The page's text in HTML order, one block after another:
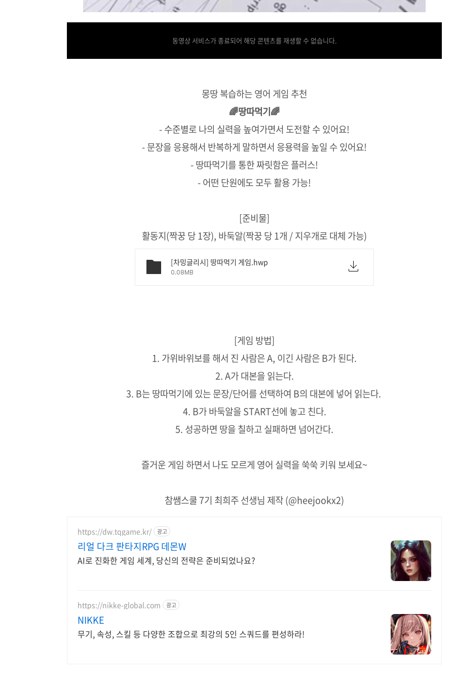
동영상 서비스가 종료되어 해당 콘텐츠를 재생할 수 없습니다.
몽땅 복습하는 영어 게임 추천
🌈땅따먹기🌈
- 수준별로 나의 실력을 높여가면서 도전할 수 있어요!
- 문장을 응용해서 반복하게 말하면서 응용력을 높일 수 있어요!
- 땅따먹기를 통한 짜릿함은 플러스!
- 어떤 단원에도 모두 활용 가능!
[준비물]
활동지(짝꿍 당 1장), 바둑알(짝꿍 당 1개 / 지우개로 대체 가능)
[차밍글리시] 땅따먹기 게임.hwp
0.08MB
[게임 방법]
1. 가위바위보를 해서 진 사람은 A, 이긴 사람은 B가 된다.
2. A가 대본을 읽는다.
3. B는 땅따먹기에 있는 문장/단어를 선택하여 B의 대본에 넣어 읽는다.
4. B가 바둑알을 START선에 놓고 친다.
5. 성공하면 땅을 칠하고 실패하면 넘어간다.
즐거운 게임 하면서 나도 모르게 영어 실력을 쑥쑥 키워 보세요~
참쌤스쿨 7기 최희주 선생님 제작 (@heejookx2)
https://dw.tqgame.kr/ 광고
리얼 다크 판타지RPG 데몬W
AI로 진화한 게임 세계, 당신의 전략은 준비되었나요?
https://nikke-global.com 광고
NIKKE
무기, 속성, 스킬 등 다양한 조합으로 최강의 5인 스쿼드를 편성하라!